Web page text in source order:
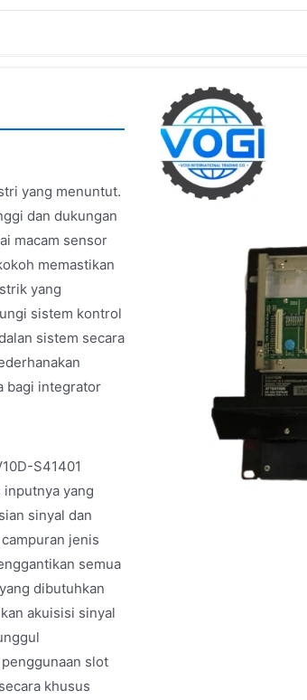
yang menuntut.
dan dukungan
macam sensor
memastikan
yang
sistem kontrol
sistem secara
bagi integrator
S41401
yang
sinyal dan
jenis
semua
dibutuhkan
akuisisi sinyal
slot
khusus